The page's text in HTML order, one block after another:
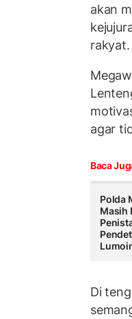
akan
rakyat.
agar
Baca
Polda
Masih
Di